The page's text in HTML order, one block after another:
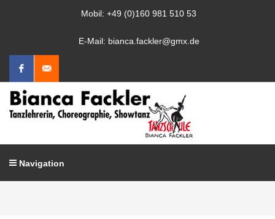
Mobil: +49 (0)160 981 510 53
E-Mail: bianca.fackler@gmx.de
Facebook
Mail
schreiben
Navigation